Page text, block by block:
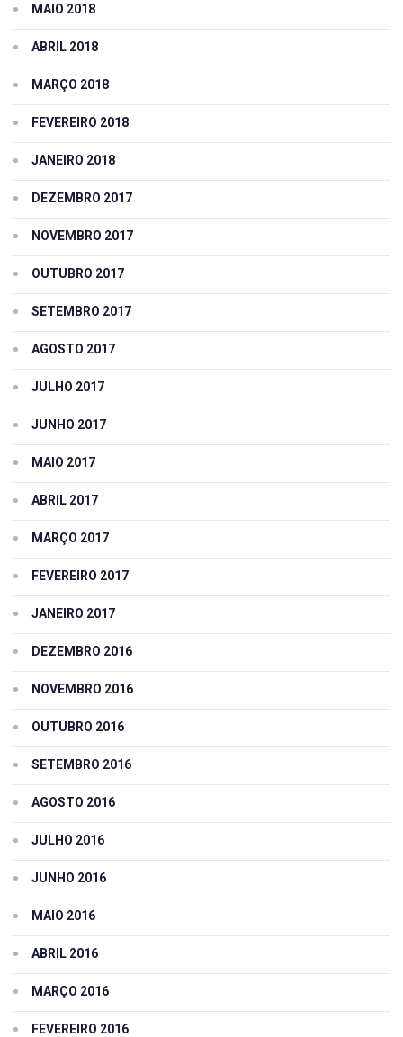
MAIO 2018
ABRIL 2018
MARÇO 2018
FEVEREIRO 2018
JANEIRO 2018
DEZEMBRO 2017
NOVEMBRO 2017
OUTUBRO 2017
SETEMBRO 2017
AGOSTO 2017
JULHO 2017
JUNHO 2017
MAIO 2017
ABRIL 2017
MARÇO 2017
FEVEREIRO 2017
JANEIRO 2017
DEZEMBRO 2016
NOVEMBRO 2016
OUTUBRO 2016
SETEMBRO 2016
AGOSTO 2016
JULHO 2016
JUNHO 2016
MAIO 2016
ABRIL 2016
MARÇO 2016
FEVEREIRO 2016